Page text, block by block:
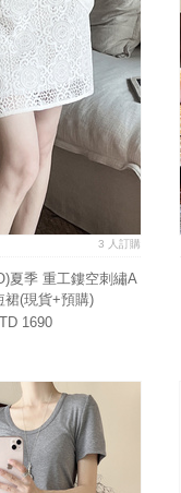
3 人訂購
夏季 重工鏤空刺繡A
裙(現貨+預購)
1690